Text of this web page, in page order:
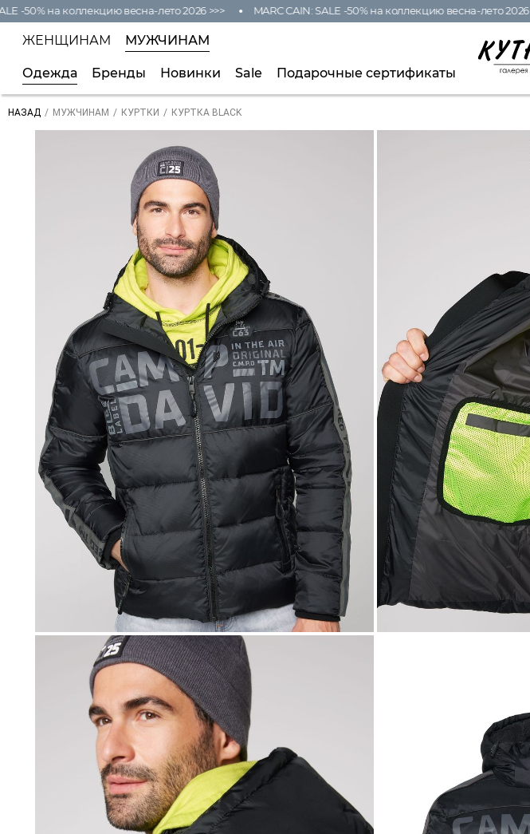
-50% на коллекцию весна-лето 2026 >>> MARC CAIN: SALE -50% на коллекцию весна-лето 2026 >>>
ЖЕНЩИНАМ МУЖЧИНАМ
Одежда Бренды Новинки Sale Подарочные сертификаты
НАЗАД / МУЖЧИНАМ / КУРТКИ / КУРТКА BLACK